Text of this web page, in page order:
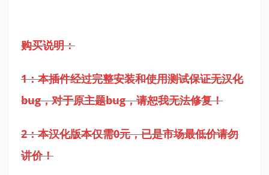
购买说明：
1：本插件经过完整安装和使用测试保证无汉化
bug，对于原主题bug，请恕我无法修复！
2：本汉化版本仅需0元，已是市场最低价请勿
讲价！